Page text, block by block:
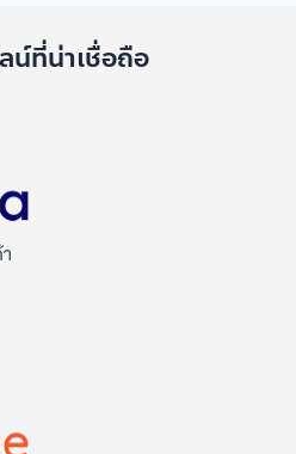
น์ที่น่าเชื่อถือ